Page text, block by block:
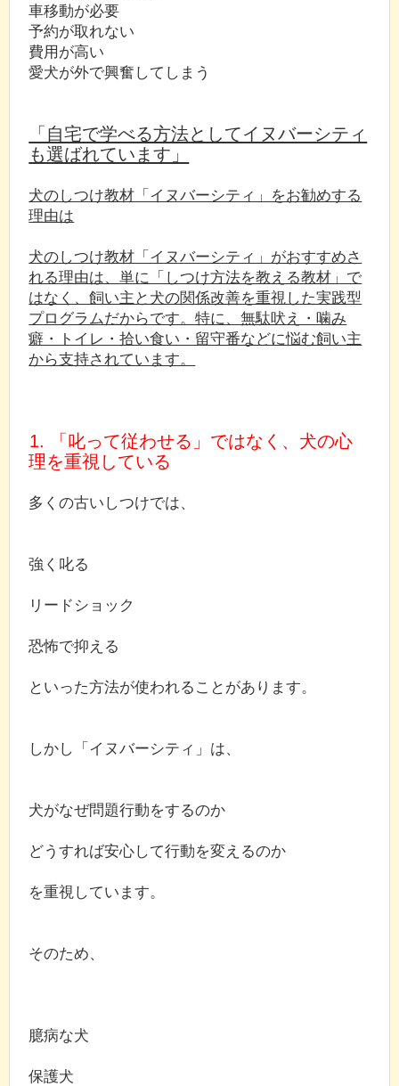
車移動が必要
予約が取れない
費用が高い
愛犬が外で興奮してしまう
「自宅で学べる方法としてイヌバーシティ
も選ばれています」
犬のしつけ教材「イヌバーシティ」をお勧めする
理由は
犬のしつけ教材「イヌバーシティ」がおすすめさ
れる理由は、単に「しつけ方法を教える教材」で
はなく、飼い主と犬の関係改善を重視した実践型
プログラムだからです。特に、無駄吠え・噛み
癖・トイレ・拾い食い・留守番などに悩む飼い主
から支持されています。
1. 「叱って従わせる」ではなく、犬の心
理を重視している
多くの古いしつけでは、
強く叱る
リードショック
恐怖で抑える
といった方法が使われることがあります。
しかし「イヌバーシティ」は、
犬がなぜ問題行動をするのか
どうすれば安心して行動を変えるのか
を重視しています。
そのため、
臆病な犬
保護犬